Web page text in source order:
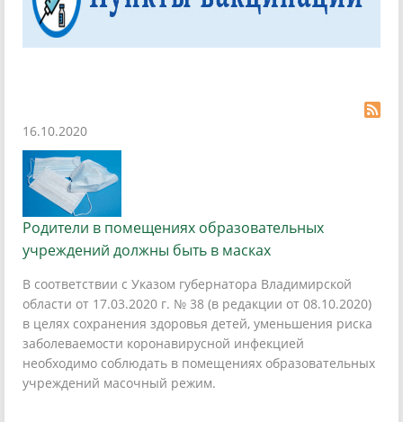
16.10.2020
Родители в помещениях образовательных
учреждений должны быть в масках
В соответствии с Указом губернатора Владимирской
области от 17.03.2020 г. № 38 (в редакции от 08.10.2020)
в целях сохранения здоровья детей, уменьшения риска
заболеваемости коронавирусной инфекцией
необходимо соблюдать в помещениях образовательных
учреждений масочный режим.